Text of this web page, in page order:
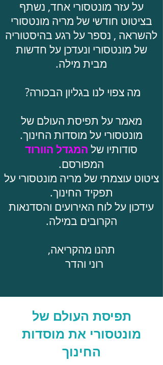
על עזר מונטסורי אחד, נשתף
בציטוט חודשי של מריה מונטסורי
להשראה , נספר על רגע בהיסטוריה
של מונטסורי ונעדכן על חדשות
מבית מילה.
מה צפוי לנו בגליון הבכורה?
מאמר על תפיסת העולם של
מונטסורי על מוסדות החינוך.
סודותיו של המגדל הוורוד
המפורסם.
ציטוט עוצמתי של מריה מונטסורי על
תפקיד החינוך.
עידכון על לוח האירועים והסדנאות
הקרובים במילה.
תהנו מהקריאה,
רוני והדר
תפיסת העולם של
מונטסורי את מוסדות
החינוך